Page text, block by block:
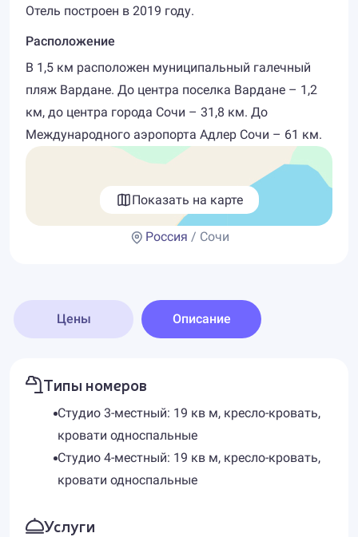
Отель построен в 2019 году.
Расположение
В 1,5 км расположен муниципальный галечный
пляж Вардане. До центра поселка Вардане – 1,2
км, до центра города Сочи – 31,8 км. До
Международного аэропорта Адлер Сочи – 61 км.
Показать на карте
Россия / Сочи
Цены Описание
Типы номеров
Студио 3-местный: 19 кв м, кресло-кровать,
кровати односпальные
Студио 4-местный: 19 кв м, кресло-кровать,
кровати односпальные
Услуги